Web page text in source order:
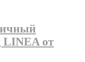
от